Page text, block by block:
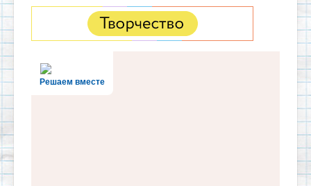
Решаем вместе